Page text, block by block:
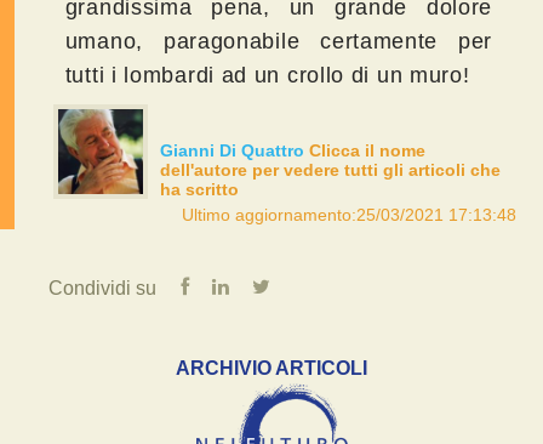
grandissima pena, un grande dolore
umano, paragonabile certamente per
tutti i lombardi ad un crollo di un muro!
Gianni Di Quattro Clicca il nome
dell'autore per vedere tutti gli articoli che
ha scritto
Ultimo aggiornamento:25/03/2021 17:13:48
Condividi su
ARCHIVIO ARTICOLI